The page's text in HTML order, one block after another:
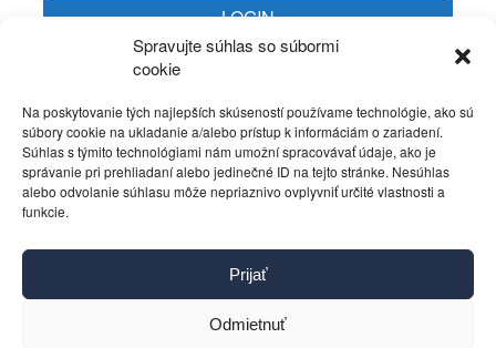
Spravujte súhlas so súbormi
cookie
Na poskytovanie tých najlepších skúseností používame technológie, ako sú
súbory cookie na ukladanie a/alebo prístup k informáciám o zariadení.
Súhlas s týmito technológiami nám umožní spracovávať údaje, ako je
správanie pri prehliadaní alebo jedinečné ID na tejto stránke. Nesúhlas
alebo odvolanie súhlasu môže nepriaznivo ovplyvniť určité vlastnosti a
funkcie.
Prijať
Odmietnuť
LOGIN
Kontakt
Pravidlá používania